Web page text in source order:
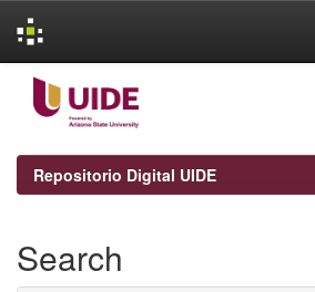
navigation
Repositorio Digital UIDE
Search